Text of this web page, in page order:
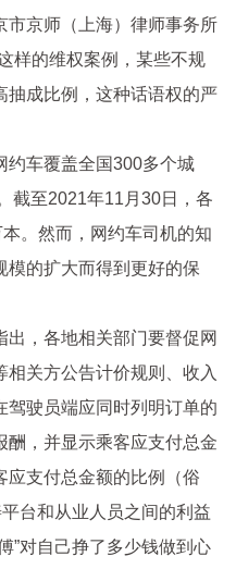
市京师（上海）律师事务所
样的维权案例，某些不规
抽成比例，这种话语权的严
约车覆盖全国300多个城
截至2021年11月30日，各
。然而，网约车司机的知
模的扩大而得到更好的保
，各地相关部门要督促网
关方公告计价规则、收入
驾驶员端应同时列明订单的
酬，并显示乘客应支付总金
应支付总金额的比例（俗
台和从业人员之间的利益
”对自己挣了多少钱做到心